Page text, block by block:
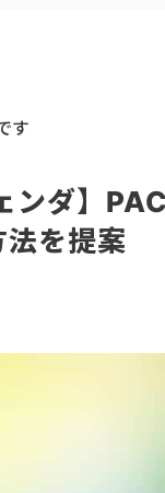
す
ンダ】
を提案